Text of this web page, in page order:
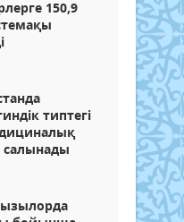
150,9
типтегі